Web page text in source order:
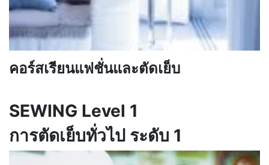
คอร์สเรียนแฟชั่นและตัดเย็บ
SEWING Level 1
การตัดเย็บทั่วไป ระดับ 1